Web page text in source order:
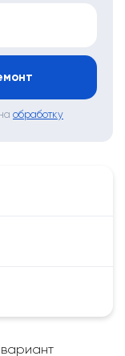
обработку